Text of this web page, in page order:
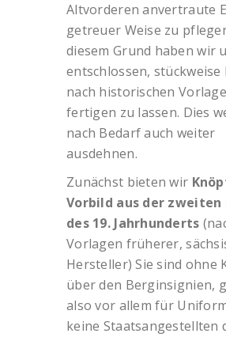
Altvorderen anvertraute
getreuer Weise zu
diesem Grund haben wir
entschlossen, stückweise
nach historischen
fertigen zu lassen. Dies
nach Bedarf auch weiter
ausdehnen.
Zunächst bieten wir
Vorbild aus der
des 19. Jahrhunderts
Vorlagen früherer,
Hersteller) Sie sind ohne
über den Berginsignien,
also vor allem für
keine Staatsangestellten